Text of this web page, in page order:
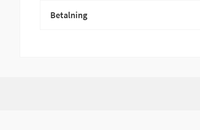
Betalning